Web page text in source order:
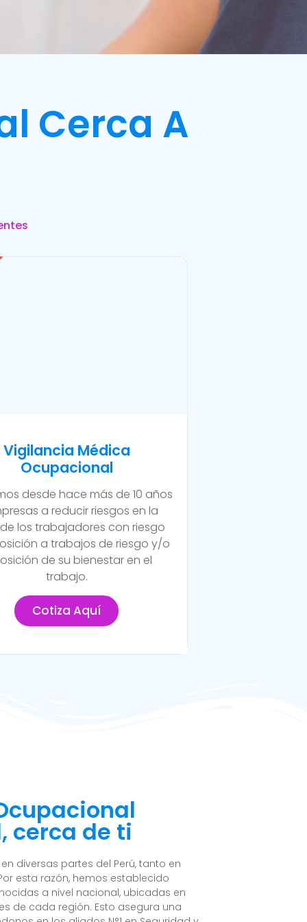
Cerca A
Vigilancia Médica
Ocupacional
desde hace más de 10 años
a reducir riesgos en la
los trabajadores con riesgo
a trabajos de riesgo y/o
de su bienestar en el
trabajo.
Cotiza Aquí
cerca de ti
diversas partes del Perú, tanto en
esta razón, hemos establecido
a nivel nacional, ubicadas en
de cada región. Esto asegura una